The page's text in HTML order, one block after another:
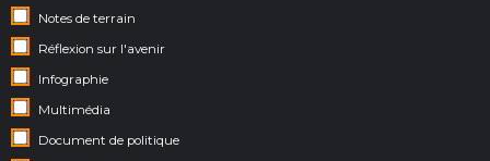
Notes de terrain
Réflexion sur l'avenir
Infographie
Multimédia
Document de politique